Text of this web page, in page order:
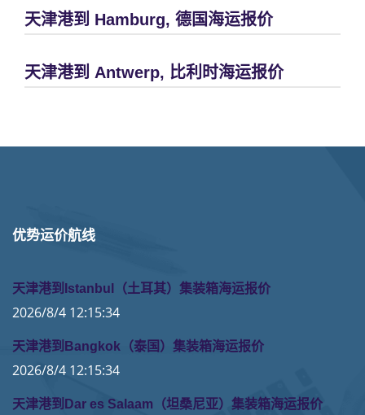
天津港到 Hamburg, 德国海运报价
天津港到 Antwerp, 比利时海运报价
优势运价航线
天津港到Istanbul（土耳其）集装箱海运报价
2026/8/4 12:15:34
天津港到Bangkok（泰国）集装箱海运报价
2026/8/4 12:15:34
天津港到Dar es Salaam（坦桑尼亚）集装箱海运报价